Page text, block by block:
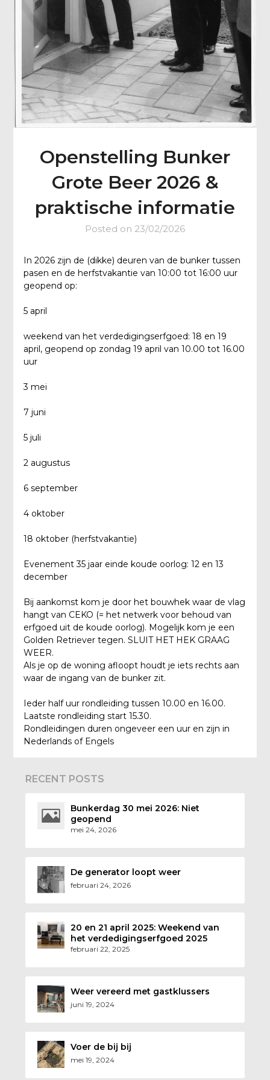
Openstelling Bunker
Grote Beer 2026 &
praktische informatie
Posted on 23/02/2026
In 2026 zijn de (dikke) deuren van de bunker tussen
pasen en de herfstvakantie van 10:00 tot 16:00 uur
geopend op:
5 april
weekend van het verdedigingserfgoed: 18 en 19
april, geopend op zondag 19 april van 10.00 tot 16.00
uur
3 mei
7 juni
5 juli
2 augustus
6 september
4 oktober
18 oktober (herfstvakantie)
Evenement 35 jaar einde koude oorlog: 12 en 13
december
Bij aankomst kom je door het bouwhek waar de vlag
hangt van CEKO (= het netwerk voor behoud van
erfgoed uit de koude oorlog). Mogelijk kom je een
Golden Retriever tegen. SLUIT HET HEK GRAAG
WEER.
Als je op de woning afloopt houdt je iets rechts aan
waar de ingang van de bunker zit.
Ieder half uur rondleiding tussen 10.00 en 16.00.
Laatste rondleiding start 15.30.
Rondleidingen duren ongeveer een uur en zijn in
Nederlands of Engels
RECENT POSTS
Bunkerdag 30 mei 2026: Niet
geopend
mei 24, 2026
De generator loopt weer
februari 24, 2026
20 en 21 april 2025: Weekend van
het verdedigingserfgoed 2025
februari 22, 2025
Weer vereerd met gastklussers
juni 19, 2024
Voer de bij bij
mei 19, 2024